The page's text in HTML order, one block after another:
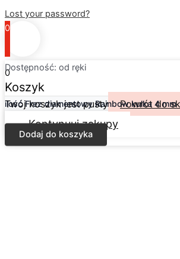
Lost your password?
0
0
Koszyk
Twój koszyk jest pusty Powrót do
Kontynuuj zakupy
Dostępność: od ręki
ilość Frez diamentowy Rainbow kulka 4 mm
Dodaj do koszyka